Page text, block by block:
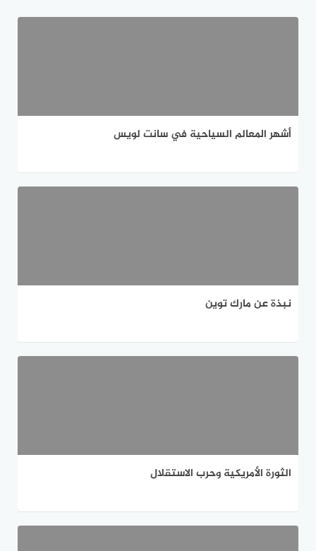
أشهر المعالم السياحية في سانت لويس
نبذة عن مارك توين
الثورة الأمريكية وحرب الاستقلال